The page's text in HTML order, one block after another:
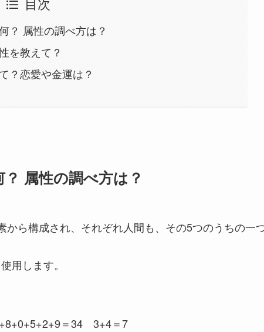
？ 属性の調べ方は？
を教えて？
？恋愛や金運は？
属性の調べ方は？
ら構成され、それぞれ人間も、その5つのうちの一
用します。
＝34 3+4＝7